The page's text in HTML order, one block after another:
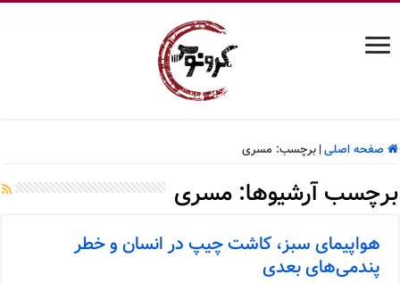
صفحه اصلی| برچسب: مسری
برچسب آرشیوها:مسری
هواپیمای سبز، کاشت چیپ در انسان و خطر
پندمی‌های بعدی